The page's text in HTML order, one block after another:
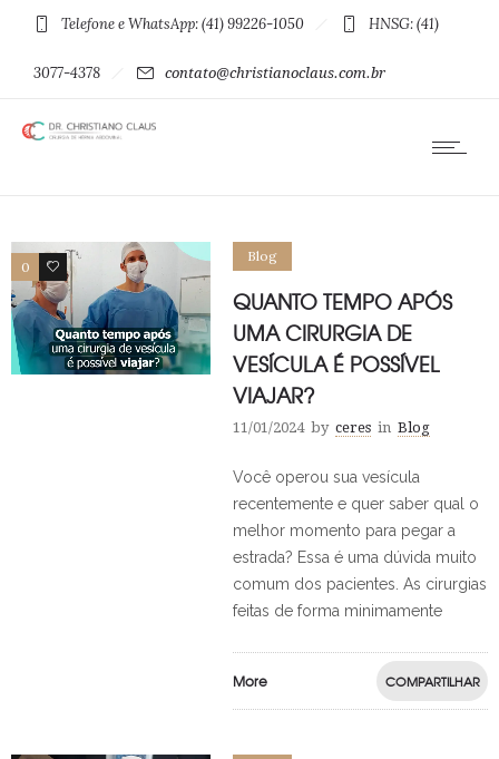
Telefone e WhatsApp: (41) 99226-1050 HNSG: (41)
3077-4378 contato@christianoclaus.com.br
0 0
Blog
QUANTO TEMPO APÓS
UMA CIRURGIA DE
VESÍCULA É POSSÍVEL
VIAJAR?
11/01/2024 by ceres in Blog
Você operou sua vesícula
recentemente e quer saber qual o
melhor momento para pegar a
estrada? Essa é uma dúvida muito
comum dos pacientes. As cirurgias
feitas de forma minimamente
More COMPARTILHAR